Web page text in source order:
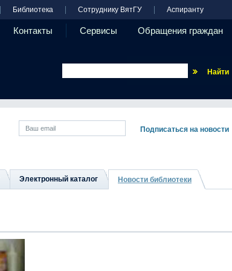
Библиотека Сотруднику ВятГУ Аспиранту
Контакты Сервисы Обращения граждан
Электронный каталог Новости библиотеки